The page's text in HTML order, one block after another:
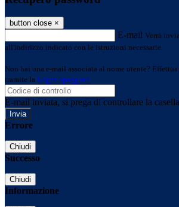
button close ×
E-mail Verrà
all'indirizzo indicato con le istruzioni necessarie.
Non hai una e-mail associata al nome utente?
tramite la Login Spaggiari
E-mail inviata, si prega di controllare la
Errore
Chiudi
Successo
Chiudi
Informazione